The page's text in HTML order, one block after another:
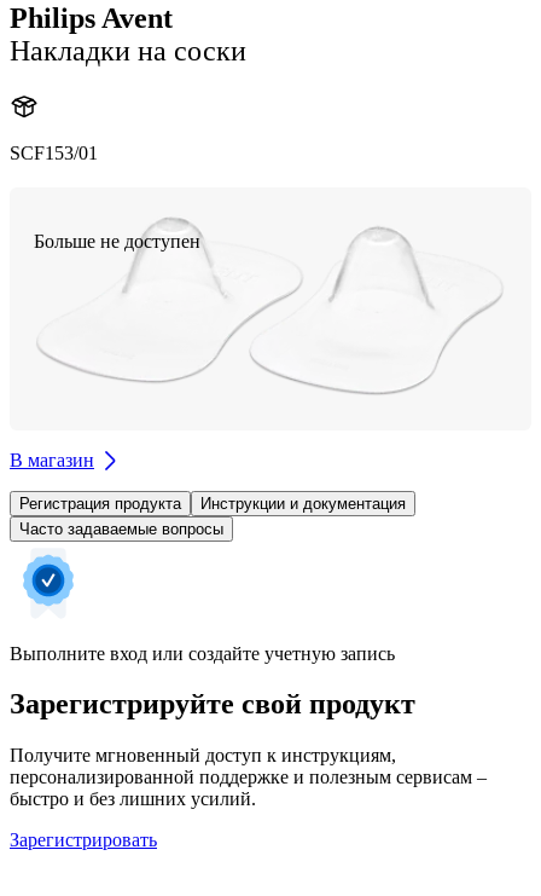
Philips Avent
Накладки на соски
SCF153/01
Больше не доступен
В магазин
Регистрация продукта
Инструкции и документация
Часто задаваемые вопросы
Выполните вход или создайте учетную запись
Зарегистрируйте свой продукт
Получите мгновенный доступ к инструкциям,
персонализированной поддержке и полезным сервисам –
быстро и без лишних усилий.
Зарегистрировать